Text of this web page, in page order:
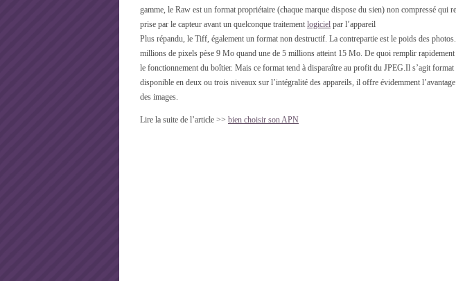
gamme, le Raw est un format propriétaire (chaque marque dispose du sien) non compressé qui
prise par le capteur avant un quelconque traitement logiciel par l’appareil
Plus répandu, le Tiff, également un format non destructif. La contrepartie est le poids des
millions de pixels pèse 9 Mo quand une de 5 millions atteint 15 Mo. De quoi remplir rapidement
le fonctionnement du boîtier. Mais ce format tend à disparaître au profit du JPEG.Il s’agit format
disponible en deux ou trois niveaux sur l’intégralité des appareils, il offre évidemment
des images.
Lire la suite de l’article >> bien choisir son APN